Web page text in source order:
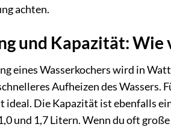
achten.
und Kapazität: Wie
eines Wasserkochers wird in
Aufheizen des
ideal. Die Kapazität ist ebenfalls
und 1,7 Litern. Wenn du oft